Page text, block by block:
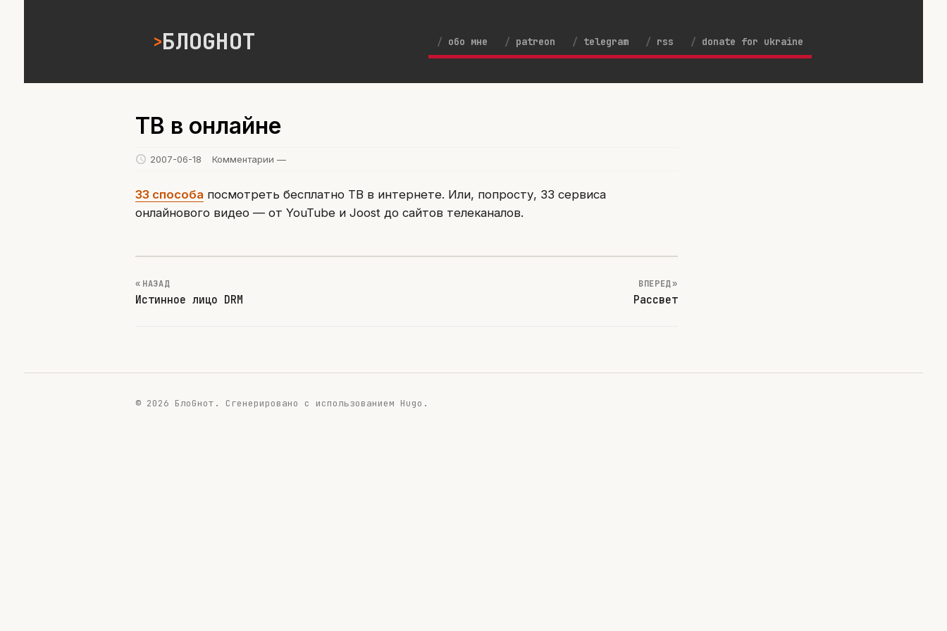
БЛОGНОТ обо мне patreon telegram rss donate for ukraine
ТВ в онлайне
2007-06-18 Комментарии —
33 способа посмотреть бесплатно ТВ в интернете. Или, попросту, 33 сервиса
онлайнового видео — от YouTube и Joost до сайтов телеканалов.
« НАЗАД
Истинное лицо DRM
ВПЕРЕД »
Рассвет
© 2026 БлоGнот. Сгенерировано с использованием Hugo .